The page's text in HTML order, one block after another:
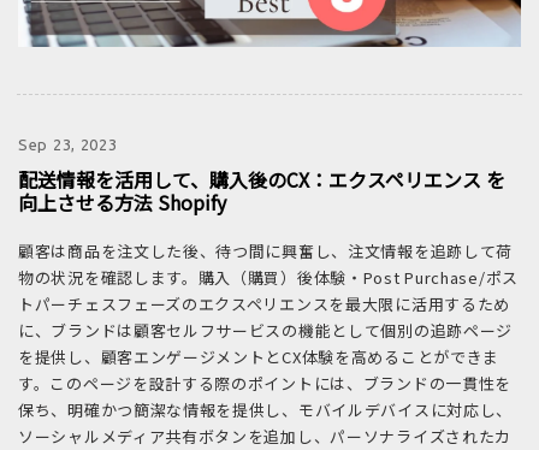
Sep 23, 2023
配送情報を活用して、購入後のCX：エクスペリエンス を
向上させる方法 Shopify
顧客は商品を注文した後、待つ間に興奮し、注文情報を追跡して荷
物の状況を確認します。購入（購買）後体験・Post Purchase/ポス
トパーチェスフェーズのエクスペリエンスを最大限に活用するため
に、ブランドは顧客セルフサービスの機能として個別の追跡ページ
を提供し、顧客エンゲージメントとCX体験を高めることができま
す。このページを設計する際のポイントには、ブランドの一貫性を
保ち、明確かつ簡潔な情報を提供し、モバイルデバイスに対応し、
ソーシャルメディア共有ボタンを追加し、パーソナライズされたカ